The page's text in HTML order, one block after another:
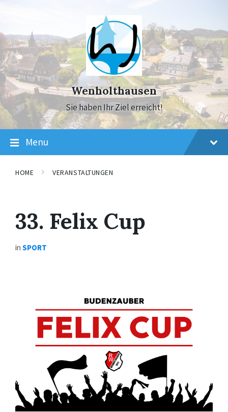
navigation
Wenholthausen
Sie haben Ihr Ziel erreicht!
Menu
HOME VERANSTALTUNGEN
33. Felix Cup
in SPORT